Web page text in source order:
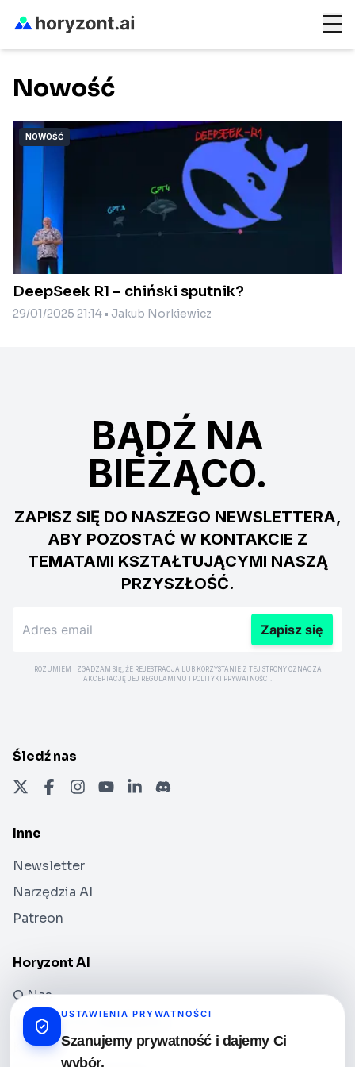
Nowość
NOWOŚĆ
DeepSeek R1 – chiński sputnik?
29/01/2025 21:14 • Jakub Norkiewicz
BĄDŹ NA
BIEŻĄCO.
ZAPISZ SIĘ DO NASZEGO NEWSLETTERA,
ABY POZOSTAĆ W KONTAKCIE Z
TEMATAMI KSZTAŁTUJĄCYMI NASZĄ
PRZYSZŁOŚĆ.
Zapisz się
ROZUMIEM I ZGADZAM SIĘ, ŻE REJESTRACJA LUB KORZYSTANIE Z TEJ STRONY OZNACZA
AKCEPTACJĘ JEJ REGULAMINU I POLITYKI PRYWATNOŚCI.
Śledź nas
Inne
Newsletter
Narzędzia AI
Patreon
Horyzont AI
O Nas
Materiały do współpracy
Kontakt
USTAWIENIA PRYWATNOŚCI
Szanujemy prywatność i dajemy Ci
wybór.